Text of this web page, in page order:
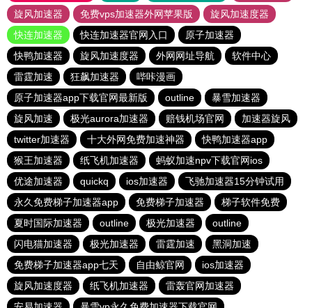
旋风加速器
免费vps加速器外网苹果版
旋风加速度器
快连加速器
快连加速器官网入口
原子加速器
快鸭加速器
旋风加速度器 外网网址导航
软件中心
雷霆加速
狂飙加速器
哔咔漫画
原子加速器app下载官网最新版
outline
暴雪加速器
旋风加速
极光aurora加速器 赔钱机场官网
加速器旋风
twitter加速器
十大外网免费加速神器
快鸭加速器app
猴王加速器
纸飞机加速器
蚂蚁加速npv下载官网ios
优途加速器
quickq ios加速器
飞驰加速器15分钟试用
永久免费梯子加速器app
免费梯子加速器
梯子软件免费
夏时国际加速器
outline 极光加速器
outline
闪电猫加速器
极光加速器 雷霆加速
黑洞加速
免费梯子加速器app七天
自由鲸官网
ios加速器
旋风加速度器
纸飞机加速器
雷轰官网加速器